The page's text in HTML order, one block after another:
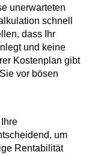
unerwarteten
schnell
dass Ihr
und keine
Kostenplan gibt
vor bösen
um
Rentabilität